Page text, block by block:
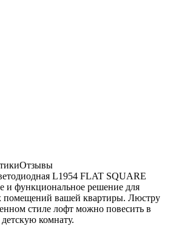
Отзывы
L1954 FLAT SQUARE
и функциональное решение для
помещений вашей квартиры. Люстру
стиле лофт можно повесить в
комнату.